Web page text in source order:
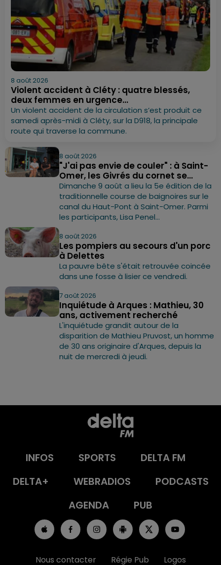
8 août 2026
Violent accident à Cléty : quatre blessés,
deux femmes en urgence...
Un violent accident de la circulation s’est produit ce
samedi après-midi à Cléty, sur la D918, la principale
route qui traverse la commune.
8 août 2026
"J'ai pas envie de couler" : à Saint-
Omer, les Givrés du cornet se...
Dimanche 9 août a lieu la 5e édition de la
traditionnelle course de baignoires sur le
canal du Haut-Pont à Saint-Omer. Parmi
les participants, Lisa Penel...
8 août 2026
Les pompiers au secours d'un porc
à Delettes
La pauvre bête s'était retrouvée coincée
dans une fosse à lisier ce vendredi.
7 août 2026
Inquiétude à Arques : Mathieu, 30
ans, activement recherché
L'inquiétude grandit autour de la
disparition de Mathieu Pruvost, un homme
de 30 ans originaire d'Arques, depuis la
nuit de mercredi à jeudi.
INFOS SPORTS
DELTA FM
DELTA+
WEBRADIOS
PODCASTS
AGENDA
PUB
Nous contacter Régie Pub Logos